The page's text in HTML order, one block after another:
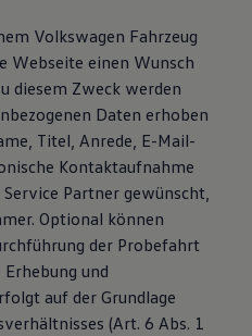
Volkswagen Fahrzeug
Webseite einen Wunsch
diesem Zweck werden
Daten erhoben
Titel, Anrede, E-Mail-
Kontaktaufnahme
Partner gewünscht,
Optional können
der Probefahrt
und
auf der Grundlage
(Art. 6 Abs. 1